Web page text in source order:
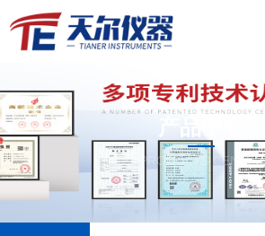
产品中心
PRODUCTS CENTER